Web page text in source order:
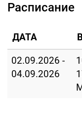
Расписание
ДАТА
02.09.2026 -
04.09.2026